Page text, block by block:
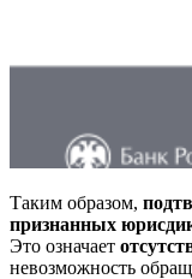
Таким образом,
признанных
Это означает
невозможность